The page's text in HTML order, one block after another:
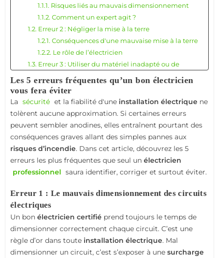
1.1.1. Risques liés au mauvais dimensionnement
1.1.2. Comment un expert agit ?
1.2. Erreur 2 : Négliger la mise à la terre
1.2.1. Conséquences d'une mauvaise mise à la terre
1.2.2. Le rôle de l’électricien
1.3. Erreur 3 : Utiliser du matériel inadapté ou de
mauvaise qualité
1.3.1. Matériel à éviter :
1.3.2. La méthode du professionnel
1.4. Erreur 4 : Mauvais câblage ou connexions mal
faites
1.4.1. Signes révélateurs
1.4.2. Intervention du professionnel
1.5. Erreur 5 : Absence de protection adéquate
1.5.1. Que peut-il se passer ?
2. L'importance d'un diagnostic électrique fiable
3. Installation neuve ou rénovation : même exigence
3.1. Normes à respecter
4. Conclusion : pourquoi faire appel à un électricien
certifié ?
Les 5 erreurs fréquentes qu’un bon électricien
vous fera éviter
La sécurité et la fiabilité d'une installation électrique ne
tolèrent aucune approximation. Si certaines erreurs
peuvent sembler anodines, elles entraînent pourtant des
conséquences graves allant des simples pannes aux
risques d’incendie. Dans cet article, découvrez les 5
erreurs les plus fréquentes que seul un électricien
professionnel saura identifier, corriger et surtout éviter.
Erreur 1 : Le mauvais dimensionnement des circuits
électriques
Un bon électricien certifié prend toujours le temps de
dimensionner correctement chaque circuit. C’est une
règle d’or dans toute installation électrique. Mal
dimensionner un circuit, c’est s’exposer à une surcharge